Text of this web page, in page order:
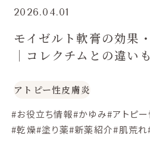
2026.04.01
モイゼルト軟膏の効果
｜コレクチムとの違い
アトピー性皮膚炎
#お役立ち情報#かゆみ#アトピ
#乾燥#塗り薬#新薬紹介#肌荒れ